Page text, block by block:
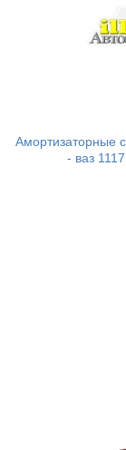
Амортизаторные
- ваз